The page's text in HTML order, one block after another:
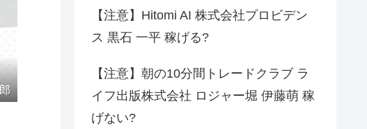
【注意】Hitomi AI 株式会社プロビデン
ス 黒石 一平 稼げる?
【注意】朝の10分間トレードクラブ ラ
イフ出版株式会社 ロジャー堀 伊藤萌 稼
げない?